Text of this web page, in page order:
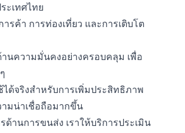
ะเทศไทย
ค้า การท่องเที่ยว และการเติบโต
นความมั่นคงอย่างครอบคลุม เพื่อ
ด้จริงสำหรับการเพิ่มประสิทธิภาพ
ามน่าเชื่อถือมากขึ้น
านการขนส่ง เราให้บริการประเมิน